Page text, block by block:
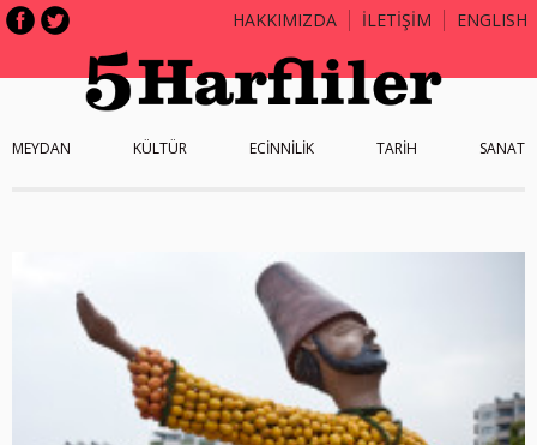
HAKKIMIZDA İLETİŞİM ENGLISH
MEYDAN KÜLTÜR ECİNNİLİK TARİH SANAT